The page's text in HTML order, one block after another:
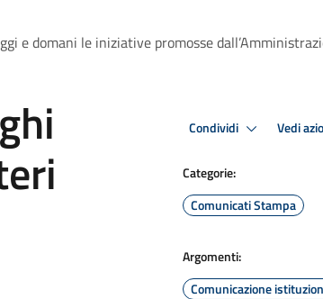
e domani le iniziative promosse
Condividi Vedi
Categorie:
Comunicati Stampa
Argomenti:
Comunicazione